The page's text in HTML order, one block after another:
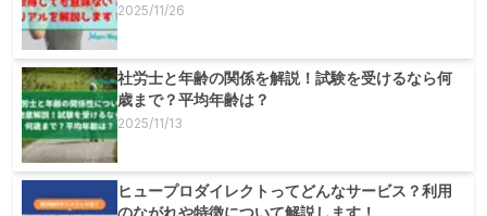
2025/11/26
社労士と年齢の関係を解説！試験を受けるなら何
歳まで？平均年齢は？
2025/11/13
ヒュープロダイレクトってどんなサービス？利用
のながれや特徴について解説します！